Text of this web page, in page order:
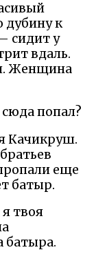
дубину к
сидит у
вдаль.
Женщина
попал?
Качикруш.
еще
батыр.
твоя
батыра.